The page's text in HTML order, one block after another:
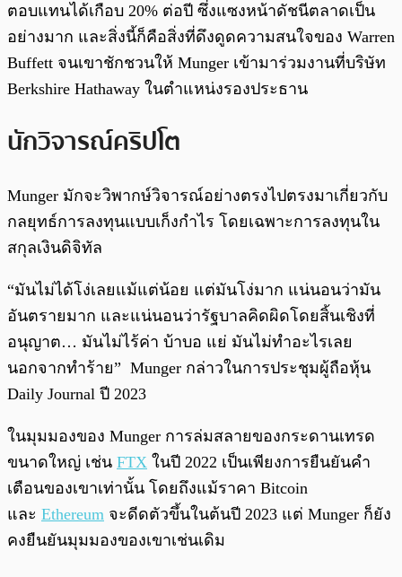
ตอบแทนได้เกือบ 20% ต่อปี ซึ่งแซงหน้าดัชนีตลาดเป็น
อย่างมาก และสิ่งนี้ก็คือสิ่งที่ดึงดูดความสนใจของ Warren
Buffett จนเขาชักชวนให้ Munger เข้ามาร่วมงานที่บริษัท
Berkshire Hathaway ในตำแหน่งรองประธาน
นักวิจารณ์ คริปโต
Munger มักจะวิพากษ์วิจารณ์อย่างตรงไปตรงมาเกี่ยวกับ
กลยุทธ์การลงทุนแบบเก็งกำไร โดยเฉพาะการลงทุนใน
สกุลเงินดิจิทัล
“มันไม่ได้โง่เลยแม้แต่น้อย แต่มันโง่มาก แน่นอนว่ามัน
อันตรายมาก และแน่นอนว่ารัฐบาลคิดผิดโดยสิ้นเชิงที่
อนุญาต… มันไม่ไร้ค่า บ้าบอ แย่ มันไม่ทำอะไรเลย
นอกจากทำร้าย” Munger กล่าวในการประชุมผู้ถือหุ้น
Daily Journal ปี 2023
ในมุมมองของ Munger การล่มสลายของกระดานเทรด
ขนาดใหญ่ เช่น FTX ในปี 2022 เป็นเพียงการยืนยันคำ
เตือนของเขาเท่านั้น โดยถึงแม้ราคา Bitcoin
และ Ethereum จะดีดตัวขึ้นในต้นปี 2023 แต่ Munger ก็ยัง
คงยืนยันมุมมองของเขาเช่นเดิม